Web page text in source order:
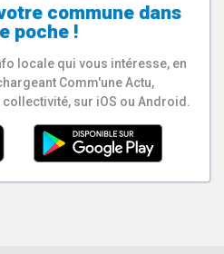
commune dans
poche !
locale qui vous intéresse, en
Comm'une Actu,
sur iOS ou Android.